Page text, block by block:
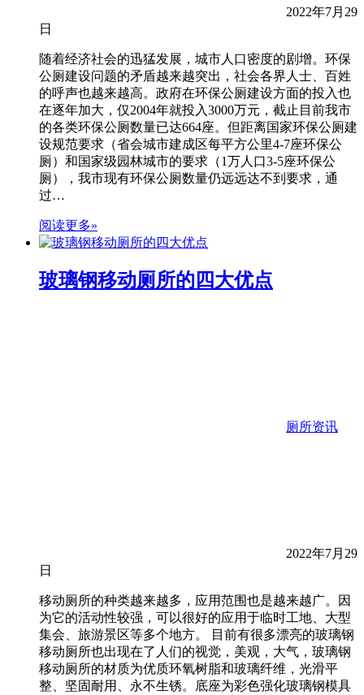
2022年7月29
日
随着经济社会的迅猛发展，城市人口密度的剧增。环保
公厕建设问题的矛盾越来越突出，社会各界人士、百姓
的呼声也越来越高。政府在环保公厕建设方面的投入也
在逐年加大，仅2004年就投入3000万元，截止目前我市
的各类环保公厕数量已达664座。但距离国家环保公厕建
设规范要求（省会城市建成区每平方公里4-7座环保公
厕）和国家级园林城市的要求（1万人口3-5座环保公
厕），我市现有环保公厕数量仍远远达不到要求，通
过…
阅读更多»
玻璃钢移动厕所的四大优点
厕所资讯
2022年7月29
日
移动厕所的种类越来越多，应用范围也是越来越广。因
为它的活动性较强，可以很好的应用于临时工地、大型
集会、旅游景区等多个地方。 目前有很多漂亮的玻璃钢
移动厕所也出现在了人们的视觉，美观，大气，玻璃钢
移动厕所的材质为优质环氧树脂和玻璃纤维，光滑平
整、坚固耐用、永不生锈。底座为彩色强化玻璃钢模具